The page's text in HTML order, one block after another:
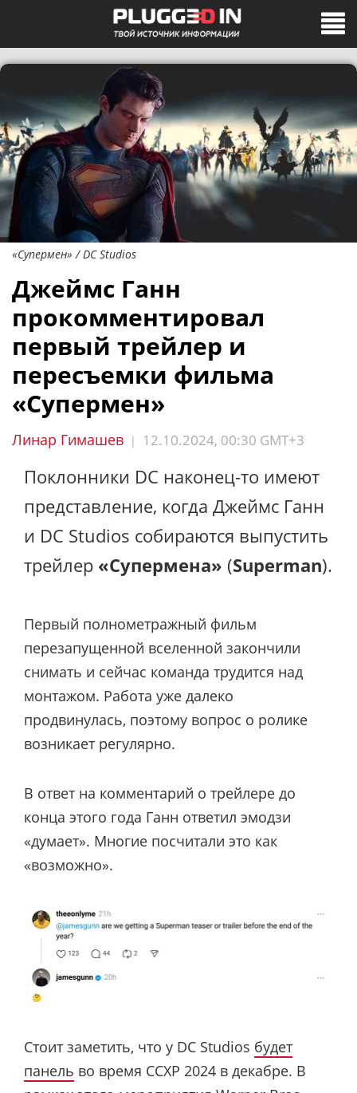
«Супермен» / DC Studios
Джеймс Ганн
прокомментировал
первый трейлер и
пересъемки фильма
«Супермен»
Линар Гимашев | 12.10.2024, 00:30 GMT+3
Поклонники DC наконец-то имеют
представление, когда Джеймс Ганн
и DC Studios собираются выпустить
трейлер «Супермена» (Superman).
Первый полнометражный фильм
перезапущенной вселенной закончили
снимать и сейчас команда трудится над
монтажом. Работа уже далеко
продвинулась, поэтому вопрос о ролике
возникает регулярно.
В ответ на комментарий о трейлере до
конца этого года Ганн ответил эмодзи
«думает». Многие посчитали это как
«возможно».
Стоит заметить, что у DC Studios будет
панель во время CCXP 2024 в декабре. В